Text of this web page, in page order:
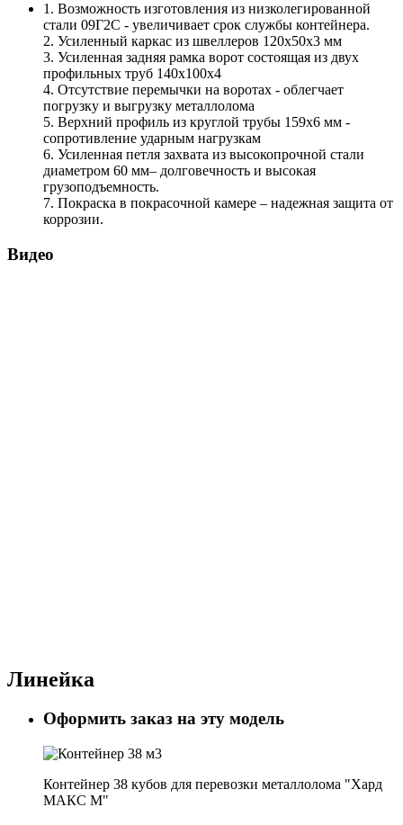
1. Возможность изготовления из низколегированной
стали 09Г2С - увеличивает срок службы контейнера.
2. Усиленный каркас из швеллеров 120х50х3 мм
3. Усиленная задняя рамка ворот состоящая из двух
профильных труб 140х100х4
4. Отсутствие перемычки на воротах - облегчает
погрузку и выгрузку металлолома
5. Верхний профиль из круглой трубы 159х6 мм -
сопротивление ударным нагрузкам
6. Усиленная петля захвата из высокопрочной стали
диаметром 60 мм– долговечность и высокая
грузоподъемность.
7. Покраска в покрасочной камере – надежная защита от
коррозии.
Видео
Линейка
Оформить заказ на эту модель
Контейнер 38 кубов для перевозки металлолома "Хард
МАКС М"